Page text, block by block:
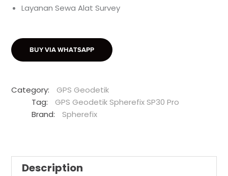
Layanan Sewa Alat Survey
BUY VIA WHATSAPP
Category:
GPS Geodetik
Tag:
GPS Geodetik Spherefix SP30 Pro
Brand:
Spherefix
Description